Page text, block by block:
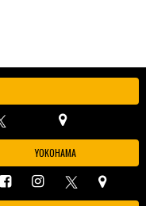
YOKOHAMA